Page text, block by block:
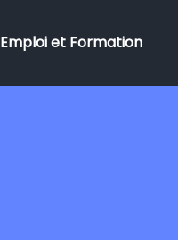
Emploi et Formation